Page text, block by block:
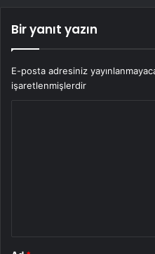
Bir yanıt yazın
E-posta adresiniz
işaretlenmişlerdir